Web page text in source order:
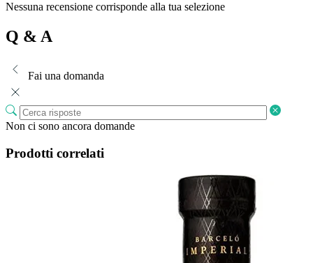
Nessuna recensione corrisponde alla tua selezione
Q & A
Fai una domanda
Non ci sono ancora domande
Prodotti correlati